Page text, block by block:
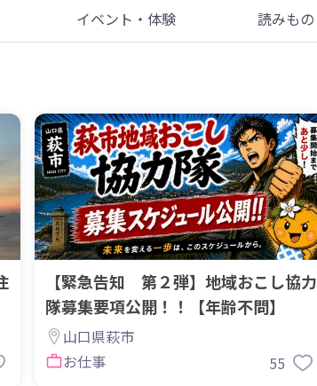
イベント・体験 読みもの
【緊急告知 第２弾】地域おこし協力
隊募集要項公開！！【年齢不問】
山口県萩市
お仕事
55